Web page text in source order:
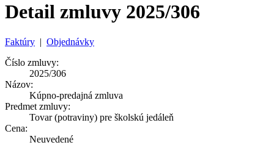
Detail zmluvy 2025/306
Faktúry | Objednávky
Číslo zmluvy:
2025/306
Názov:
Kúpno-predajná zmluva
Predmet zmluvy:
Tovar (potraviny) pre školskú jedáleň
Cena:
Neuvedené